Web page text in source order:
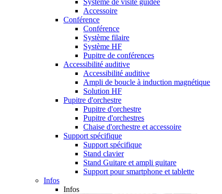
Système de visite guidée
Accessoire
Conférence
Conférence
Système filaire
Système HF
Pupitre de conférences
Accessibilité auditive
Accessibilité auditive
Ampli de boucle à induction magnétique
Solution HF
Pupitre d'orchestre
Pupitre d'orchestre
Pupitre d'orchestres
Chaise d'orchestre et accessoire
Support spécifique
Support spécifique
Stand clavier
Stand Guitare et ampli guitare
Support pour smartphone et tablette
Infos
Infos